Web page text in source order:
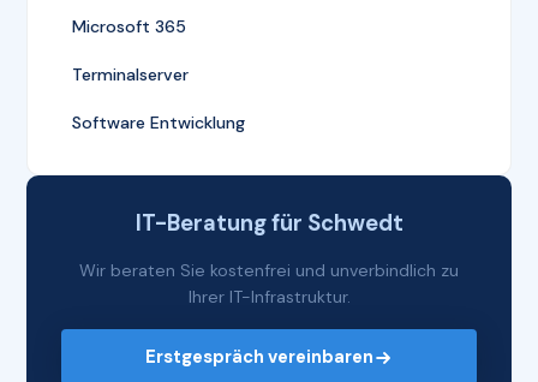
Microsoft 365
Terminalserver
Software Entwicklung
IT-Beratung für Schwedt
Wir beraten Sie kostenfrei und unverbindlich zu
Ihrer IT-Infrastruktur.
Erstgespräch vereinbaren